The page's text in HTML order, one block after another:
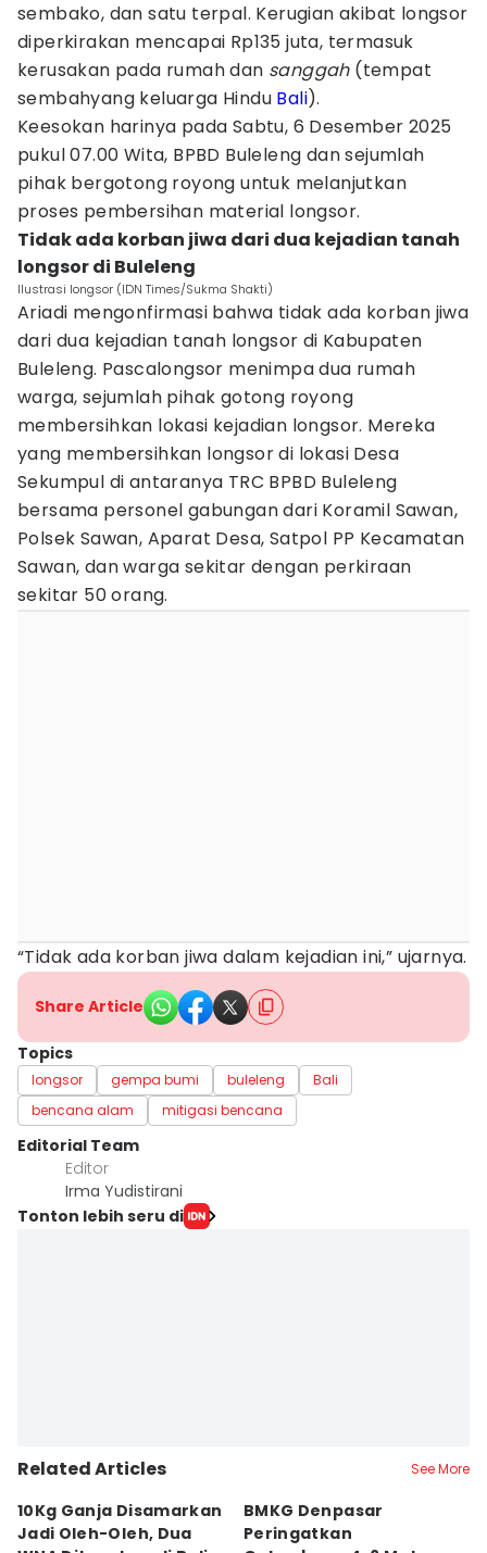
sembako, dan satu terpal. Kerugian akibat longsor
diperkirakan mencapai Rp135 juta, termasuk
kerusakan pada rumah dan sanggah (tempat
sembahyang keluarga Hindu Bali).
Keesokan harinya pada Sabtu, 6 Desember 2025
pukul 07.00 Wita, BPBD Buleleng dan sejumlah
pihak bergotong royong untuk melanjutkan
proses pembersihan material longsor.
Tidak ada korban jiwa dari dua kejadian tanah
longsor di Buleleng
Ilustrasi longsor (IDN Times/Sukma Shakti)
Ariadi mengonfirmasi bahwa tidak ada korban jiwa
dari dua kejadian tanah longsor di Kabupaten
Buleleng. Pascalongsor menimpa dua rumah
warga, sejumlah pihak gotong royong
membersihkan lokasi kejadian longsor. Mereka
yang membersihkan longsor di lokasi Desa
Sekumpul di antaranya TRC BPBD Buleleng
bersama personel gabungan dari Koramil Sawan,
Polsek Sawan, Aparat Desa, Satpol PP Kecamatan
Sawan, dan warga sekitar dengan perkiraan
sekitar 50 orang.
“Tidak ada korban jiwa dalam kejadian ini,” ujarnya.
Share Article
Topics
longsor gempa bumi buleleng
Bali
bencana alam
mitigasi bencana
Editorial Team
Editor
Irma Yudistirani
Tonton lebih seru di
Related Articles See More
10Kg Ganja Disamarkan
Jadi Oleh-Oleh, Dua
BMKG Denpasar
Peringatkan